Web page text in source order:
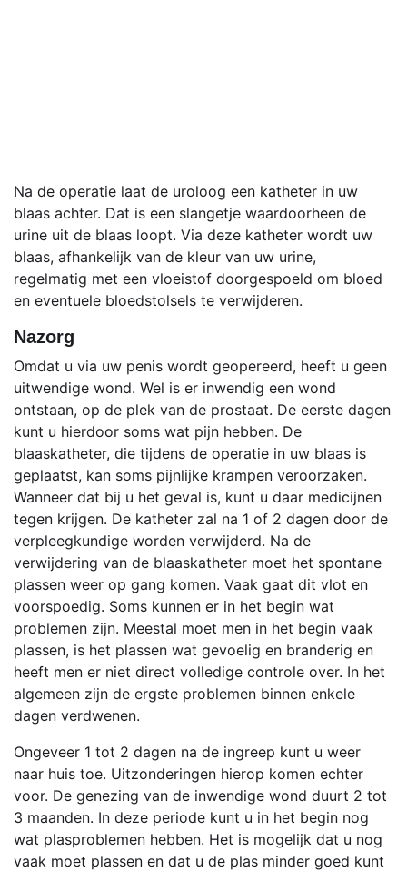
Na de operatie laat de uroloog een katheter in uw
blaas achter. Dat is een slangetje waardoorheen de
urine uit de blaas loopt. Via deze katheter wordt uw
blaas, afhankelijk van de kleur van uw urine,
regelmatig met een vloeistof doorgespoeld om bloed
en eventuele bloedstolsels te verwijderen.
Nazorg
Omdat u via uw penis wordt geopereerd, heeft u geen
uitwendige wond. Wel is er inwendig een wond
ontstaan, op de plek van de prostaat. De eerste dagen
kunt u hierdoor soms wat pijn hebben. De
blaaskatheter, die tijdens de operatie in uw blaas is
geplaatst, kan soms pijnlijke krampen veroorzaken.
Wanneer dat bij u het geval is, kunt u daar medicijnen
tegen krijgen. De katheter zal na 1 of 2 dagen door de
verpleegkundige worden verwijderd. Na de
verwijdering van de blaaskatheter moet het spontane
plassen weer op gang komen. Vaak gaat dit vlot en
voorspoedig. Soms kunnen er in het begin wat
problemen zijn. Meestal moet men in het begin vaak
plassen, is het plassen wat gevoelig en branderig en
heeft men er niet direct volledige controle over. In het
algemeen zijn de ergste problemen binnen enkele
dagen verdwenen.
Ongeveer 1 tot 2 dagen na de ingreep kunt u weer
naar huis toe. Uitzonderingen hierop komen echter
voor. De genezing van de inwendige wond duurt 2 tot
3 maanden. In deze periode kunt u in het begin nog
wat plasproblemen hebben. Het is mogelijk dat u nog
vaak moet plassen en dat u de plas minder goed kunt